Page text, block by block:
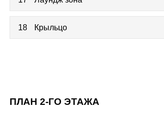
18 Крыльцо
ПЛАН 2-ГО ЭТАЖА